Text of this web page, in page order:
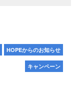
HOPEからのお知らせ
キャンペーン